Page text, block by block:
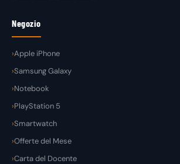
Negozio
Apple iPhone
Samsung Galaxy
Notebook
PlayStation 5
Smartwatch
Offerte del Mese
Carta del Docente